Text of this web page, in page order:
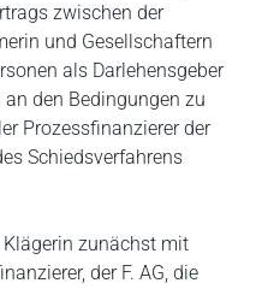
zwischen der
und Gesellschaftern
als Darlehensgeber
den Bedingungen zu
Prozessfinanzierer der
Schiedsverfahrens
Klägerin zunächst mit
der F. AG, die